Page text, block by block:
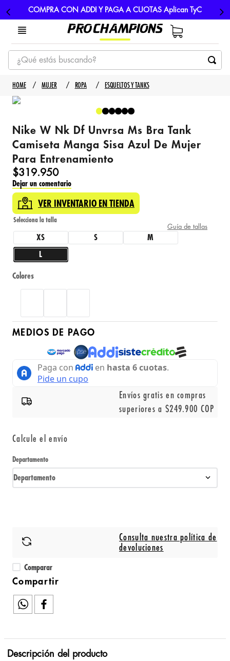
COMPRA CON ADDI Y PAGA A CUOTAS Aplican TyC
¿Qué estás buscando?
TÉRMINOS MÁS BUSCADOS
1
3. nike
4. guayos
5. gorras
MUJER ROPA ESQUELTOS Y TANKS
Nike W Nk Df Unvrsa Ms Bra Tank
Camiseta Manga Sisa Azul De Mujer
Para Entrenamiento
$319.950
Dejar un comentario
VER INVENTARIO EN TIENDA
Guía de tallas
XS S M
L
Colores
MEDIOS DE PAGO
Envíos gratis en compras
superiores a $249.900 COP
Calcule el envío
Departamento
Departamento
Consulta nuestra política de
devoluciones
Comparar
Descripción del producto